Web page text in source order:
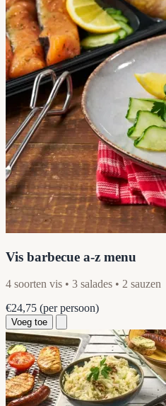
Vis barbecue a-z menu
4 soorten vis • 3 salades • 2 sauzen
€24,75 (per persoon)
Voeg toe